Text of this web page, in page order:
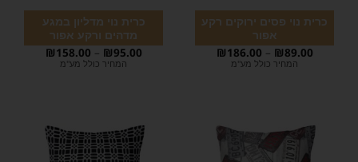
כרית נוי פסים ירוקים רקע
אפור
₪89.00
–
₪186.00
המחיר כולל מע"מ
כרית נוי מדליון במגע
מדהים ורקע אפור
₪95.00
–
₪158.00
המחיר כולל מע"מ